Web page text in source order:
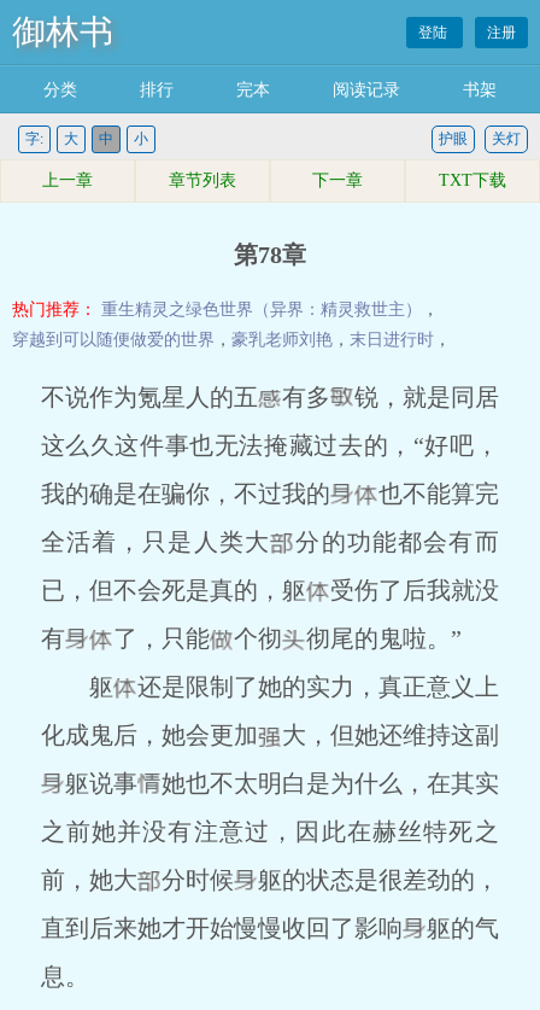
御林书 登陆 注册
分类 排行 完本 阅读记录 书架
字: 大 中 小 关灯
护眼
上一章 章节列表 下一章 TXT下载
第78章
热门推荐： 重生精灵之绿色世界（异界：精灵救世主）
，
穿越到可以随便做爱的世界 ， 豪乳老师刘艳 ， 末日进行时 ，
不说作为氪星人的五 有多
锐，就是同居
这么久这件事也无法掩藏过去的，“好吧，
我的确是在骗你，不过我的
也不能算完
全活着，只是人类大
分的功能都会有而
已，但不会死是真的，躯
受伤了后我就没
有
了，只能 个彻
彻尾的鬼啦。”
躯
还是限制了她的实力，真正意义上
化成鬼后，她会更加
大，但她还维持这副
躯说事
她也不太明白是为什么，在其实
之前她并没有注意过，因此在赫丝特死之
前，她大
分时候
躯的状态是很差劲的，
直到后来她才开始慢慢收回了影响
躯的气
息。